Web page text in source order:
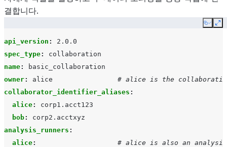
결합니다.
Copy
api_version :
2.0.0
spec_type:
collaboration
name:
basic_collaboration
owner: alice
# alice is the
collaborator_identifier_aliases :
alice:
corp1.acct123
bob:
corp2.acctxyz
analysis_runners :
alice:
# alice is also an